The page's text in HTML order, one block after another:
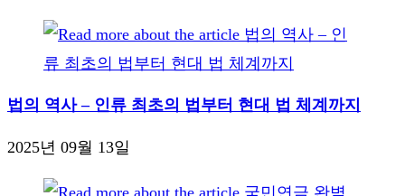
법의 역사 – 인류 최초의 법부터 현대 법 체계까지
2025년 09월 13일